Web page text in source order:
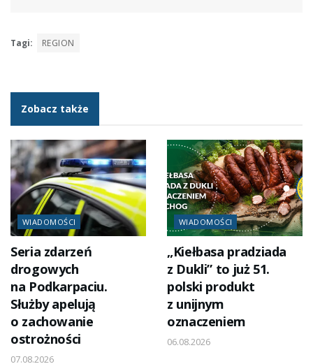
Tagi: REGION
Zobacz także
WIADOMOŚCI
Seria zdarzeń
drogowych
na Podkarpaciu.
Służby apelują
o zachowanie
ostrożności
07.08.2026
WIADOMOŚCI
„Kiełbasa pradziada
z Dukli” to już 51.
polski produkt
z unijnym
oznaczeniem
06.08.2026